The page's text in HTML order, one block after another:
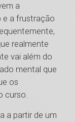
a
e a frustração
realmente
vai além do
mental que
os
curso.
a partir de um